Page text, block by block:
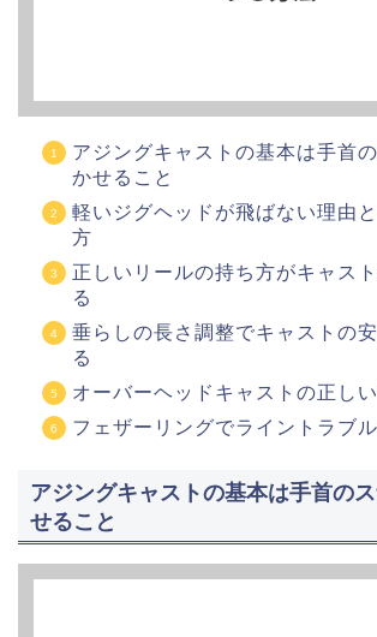
アジングキャストの基本は手首
かせること
軽いジグヘッドが飛ばない理由
方
正しいリールの持ち方がキャス
る
垂らしの長さ調整でキャストの
る
オーバーヘッドキャストの正し
フェザーリングでライントラブ
アジングキャストの基本は手首の
せること